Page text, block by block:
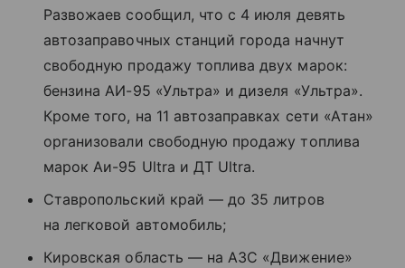
Развожаев сообщил, что с 4 июля девять
автозаправочных станций города начнут
свободную продажу топлива двух марок:
бензина АИ-95 «Ультра» и дизеля «Ультра».
Кроме того, на 11 автозаправках сети «Атан»
организовали свободную продажу топлива
марок Аи-95 Ultra и ДТ Ultra.
Ставропольский край — до 35 литров
на легковой автомобиль;
Кировская область — на АЗС «Движение»